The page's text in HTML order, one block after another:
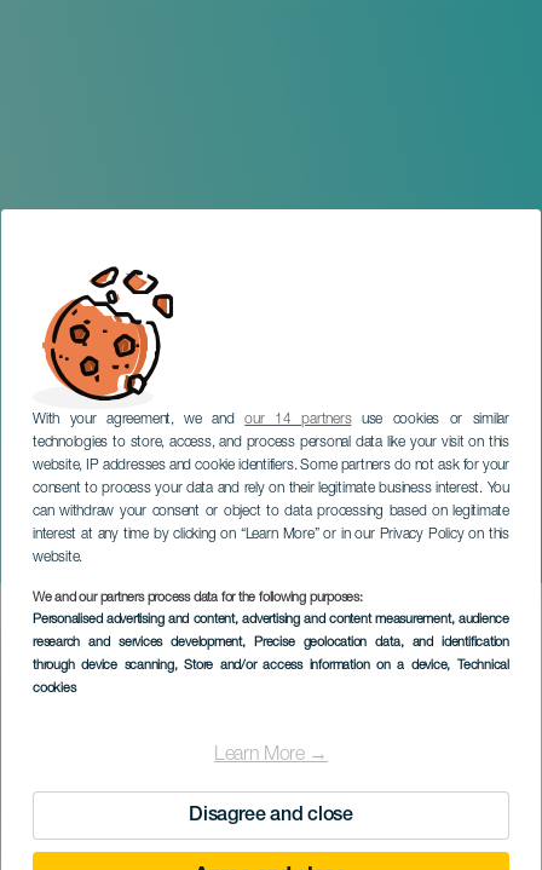
With your agreement, we andour 14 partnersuse cookies or similar
technologies to store, access, and process personal data like your visit on this
website, IP addresses and cookie identifiers. Some partners do not ask for your
consent to process your data and rely on their legitimate business interest. You
can withdraw your consent or object to data processing based on legitimate
interest at any time by clicking on “Learn More” or in our Privacy Policy on this
website.
We and our partners process data for the following purposes:
Personalised advertising and content, advertising and content measurement, audience
research and services development, Precise geolocation data, and identification
through device scanning, Store and/or access information on a device, Technical
cookies
Learn More →
Disagree and close
Prendidos
LANZAROTE
Imagen
Listado